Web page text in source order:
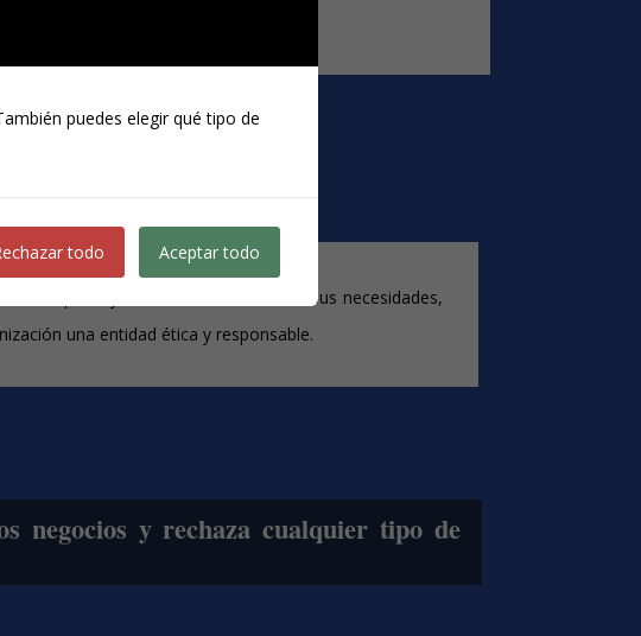
corrupción y el soborno conforme a sus necesidades,
una entidad ética y responsable.
negocios y rechaza cualquier tipo de
puedes elegir qué tipo de
todo Aceptar todo